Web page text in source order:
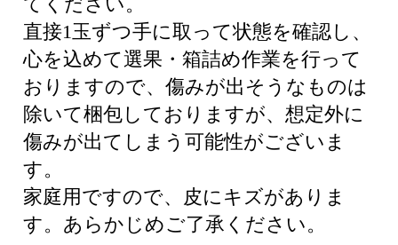
直接1玉ずつ手に取って状態を確認し、
心を込めて選果・箱詰め作業を行って
おりますので、傷みが出そうなものは
除いて梱包しておりますが、想定外に
傷みが出てしまう可能性がございま
す。
家庭用ですので、皮にキズがありま
す。あらかじめご了承ください。